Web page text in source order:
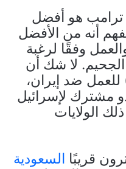
ترامب هو أفضل
أنه من الأفضل
وفقًا لرغبة
الجحيم. لا شك أن
ضد إيران،
مشترك لإسرائيل
الولايات
قريبًا السعودية